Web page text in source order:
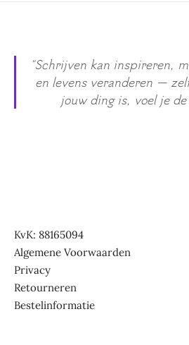
"Schrijven kan inspireren,
en levens veranderen —
jouw ding is, voel je
KvK: 88165094
Algemene Voorwaarden
Privacy
Retourneren
Bestelinformatie